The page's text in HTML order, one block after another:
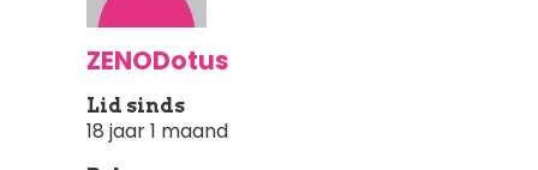
ZENODotus
Lid sinds
18 jaar 1 maand